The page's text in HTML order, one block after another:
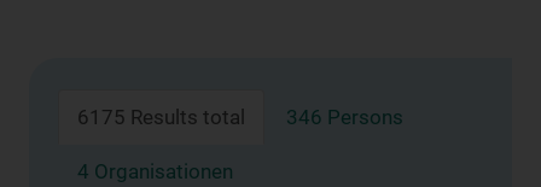
6175 Results total 346 Persons
4 Organisationen